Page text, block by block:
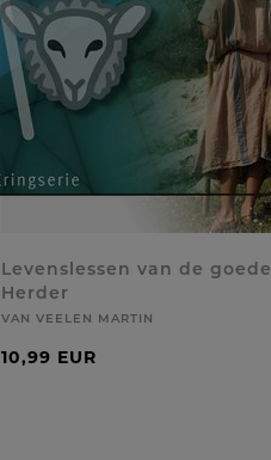
Levenslessen van de goede
Herder
VAN VEELEN MARTIN
10,99 EUR